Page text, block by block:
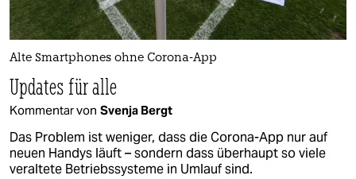
Alte Smartphones ohne Corona-App
Updates für alle
Kommentar von Svenja Bergt
Das Problem ist weniger, dass die Corona-App nur auf
neuen Handys läuft – sondern dass überhaupt so viele
veraltete Betriebssysteme in Umlauf sind.